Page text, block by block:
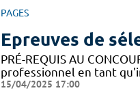
PAGES
Epreuves de
PRÉ-REQUIS AU
professionnel en tant
15/04/2025 17:00